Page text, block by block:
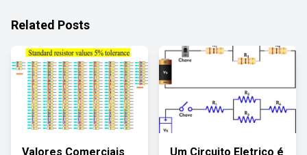
Related Posts
Valores Comerciais Um Circuito Eletrico é